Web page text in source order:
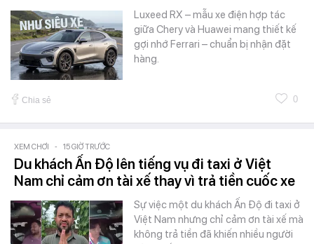
Luxeed RX – mẫu xe điện hợp tác
giữa Chery và Huawei mang thiết kế
gợi nhớ Ferrari – chuẩn bị nhận đặt
hàng.
Chia sẻ 0
XEM CHƠI - 15 GIỜ TRƯỚC
Du khách Ấn Độ lên tiếng vụ đi taxi ở Việt
Nam chỉ cảm ơn tài xế thay vì trả tiền cuốc xe
Sự việc một du khách Ấn Độ đi taxi ở
Việt Nam nhưng chỉ cảm ơn tài xế mà
không trả tiền đã khiến nhiều người